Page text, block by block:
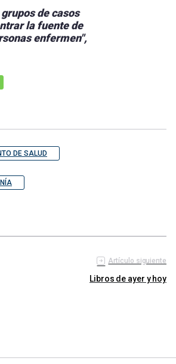
de casos
la fuente de
enfermen",
DE SALUD
Artículo siguiente
Libros de ayer y hoy